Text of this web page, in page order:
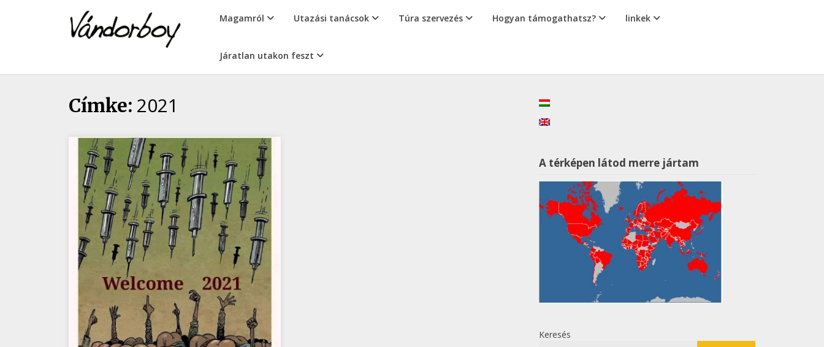
vandorboy
Magamról Utazási tanácsok Túra szervezés Hogyan támogathatsz? linkek
Járatlan utakon feszt
Címke: 2021
A térképen látod merre jártam
Keresés